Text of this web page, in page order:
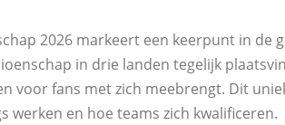
2026 markeert een keerpunt in de
in drie landen tegelijk
voor fans met zich meebrengt. Dit
werken en hoe teams zich kwalificeren.